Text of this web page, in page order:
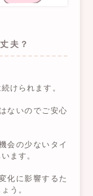
夫？
けられます。
ないのでご安心
会の少ないタイ
ます。
化に影響するた
う。